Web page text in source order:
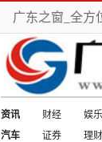
广东之窗_全方
资讯 财经 娱乐
汽车
证券 理财